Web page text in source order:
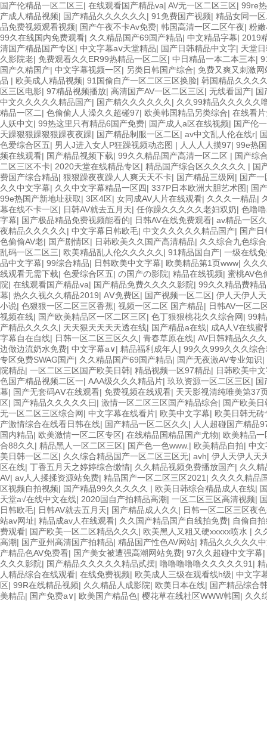
国产伦精品一区二区三| 在线观看国产精品va| AV无一区二区三区| 99re
产成人精品视频| 国产精品久久久久久久 | 91免费国产视频| 精品女同一
品免费视频观看视频| 国产午夜不卡Av免费| 韩国高清一区二区午夜| 粉
99久在线国内免费观看| 久久精品国产69国产精品| 中文精品字幕| 2019
清国产精品国产专区| 中文字幕aⅴ天堂精品| 国产日韩精品中文字| 天堂
久影院老| 免费观看久久ER99热精品一区二区| 中日精品一本二本三本|
国产久精国产| 中文字幕视频一区| 另类日韩国产综合| 免费又爽又刺激网
品 | 欧美成人精品视频| 91国偷自产一区二区三区换脸| 韩国精品久久久
区三区电影| 97精品视频播放| 高清国产AV一区二区三区| 无线看国产| 国
中文久久久久久精品国产| 国产精久久久久久久 | 久久99精品久久久久久
精品一区二| 色偷偷人人澡久久超碰97| 欧美韩国精品另类综合| 在线看
人妖中文| 99热这里只有精品6国产免费| 国产成人a区在线视频| 国产伦
天躁狠狠躁狠狠躁夜夜躁| 国产精品制服一区二区| av中文乱人伦在线r|
色爱综合区五| 男人J进入女人P狂躁视频动态图 | 人人人人摸97| 99e热
频在线观看| 国产精品视频下载| 99久久精品国产高清一区二区 | 国产综
二区三区不卡| 2020天堂在线精品专区| 精品国产综合区久久久久久 | 国
费国产综合精品| 狠狠躁夜夜躁人人爽天天不卡| 国产精品三级网| 国产
久久中文字幕| 久久中文字幕精品一区四| 337P日本欧洲大胆艺术图| 国
99e热国产新地址获取| 3区4区| 女同成AV人片在线观看| 久久久一精品|
幕在线不卡一区| 日韩AV就去五月天| 任你躁久久久久久老妇双奶| 色噜
字幕| 国产极品精品免费视频能看的| 日韩AV在线免费观看| av精品一区
夜精品久久久久久 | 中文字幕日韩欧毛| 中文久久久久久精品国产| 国产
色偷偷AV老| 国产剧情区| 日韩欧美久久国产高清精品| 久久综合九色综
乱码一区二区三| 欧美精品乱人伦久久久久久 | 91精品国自产| 一级在线
品中文字幕| 99综合精品| 日韩欧美中文字幕| 欧美精品第1页www| 久久
线观看无需下载| 色爱综合区五| の国产の影院| 精品在线视频| 蜜桃AV色
院| 在线观看国产精品va| 国产精品免费久久久久影院| 99久久精品费精品
幕| 热久久视久久精品2019| AⅤ免费区| 国产视频一区二区| 伊人天伊人
小说| 色狠狠一区二区三区香蕉| 视频一区二区 国产精品| 日韩AV一区二
视频在线| 国产欧美精品区一区二区三区| 色丁狠狠桃花久久综合网| 99
产精品久久久久 | 天天狠天天天天透在线| 国产精品a在线| 成A人V在线蜜
字幕自在自线| 日韩一区二区三区久久 | 青春草原在线| AV日韩精品久久
边做边流奶水免费| 中文字幕a∨| 精品福利成年人 | 99久久999久久久综
专区免费SWAG国产| 久久精品国产69国产精品| 国产无夜激AV专业知识|
院精品| 一区二区三区国产欧美日韩| 精品视频一区97精品| 日韩欧美中
色国产精品视频二区一| AAA级久久久精品片| 玖玖资源一区二区三区| 国
幕| 国产无套码AⅤ在线观看| 免费视频在线观看| 天天影视清纯唯美第37
区| 国产精品久久久久久曰| 激情一区二区三区国产精品综合| 国产欧美
无一区二区三区综合网| 中文字幕在线看片| 欧美中文字幕| 欧美日韩无
产激情综合在线看日韩在线| 国产精品一区二区久久 | 人人超碰国产精品
国内精品| 欧美激情一区二区专区| 在线精品国精品国产尤物| 欧美精品
合88久久 | 精品黑人一区二区三区| 国产色一色www. | 欧美精品自拍| 中文
美日韩一区二区| 久久综合精品国产一区二区三区无| avh| 伊人天伊人天
区在线| 丁香五月天之婷婷综合缴情| 久久精品视频免费播放国产| 久久精
AV| av人人揉揉资源站免费| 精品国产一区二区三区2021 | 久久久久精品
区视频自拍视频| 国产精品99久久久久久 | 欧美日韩综合精品成人在线|
天堂а√在线中文在线| 2020国自产拍精品高潮| 一区二区三区高清视频|
日韩欧毛| 日韩AV就去五月天| 国产精品成人久久 | 日韩一区二区三区夜
站av网址| 精品成av人在线观看| 久久国产精品国产自线拍免费| 自偷自
费观看| 国产欧美一区二区精品久久久 | 欧美黑人又粗又硬xxxxx喷水 | 久
高潮| 国产亚州高清国产拍精品| 精品国产性色AV网站| 精品久久久久久
产精品色AV免费看| 国产美女被遭强高潮网站免费| 97久久超碰中文字幕|
久久久影院| 国产精品久久久久久精品贰摆| 噜噜噜噜噜久久久久久91 |
人精品综合在线观看| 在线免费视频| 欧美成人三级在观看线h级| 中文字
区| 99R在线精品视频| 久久精品人成影院| 欧美日本在线| 国产精品综合
美精品| 国产免费a∨| 欧美国产精品色| 樱花草在线社区WWW韩国| 久久